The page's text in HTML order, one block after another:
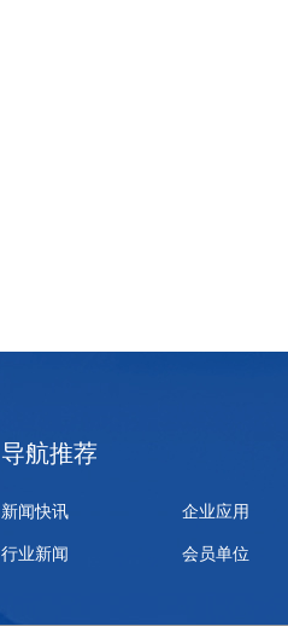
导航推荐
新闻快讯 企业应用
行业新闻 会员单位